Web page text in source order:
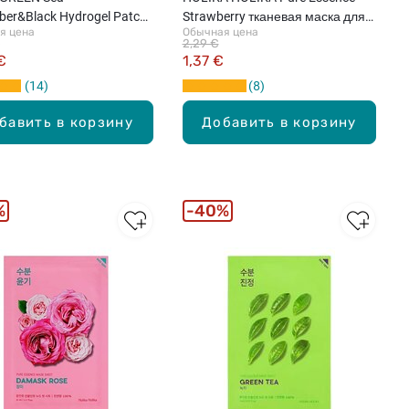
в корзину
Hydrogel Patch
патчи с
морского огурца для
цена
14
Добавить в корзину
Strawberry тканевая маска для
лица, 23мл
Обычная цена
1,37 €
2,29 €
8
40%